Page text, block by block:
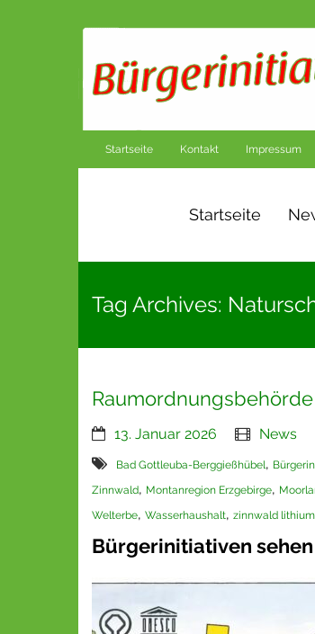
Startseite Kontakt Impressum
Startseite
Tag Archives:
13. Januar 2026 News
Bad Gottleuba-Berggießhübel,
Zinnwald, Montanregion Erzgebirge,
Welterbe, Wasserhaushalt, zinnwald lithium
Bürgerinitiativen